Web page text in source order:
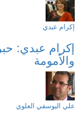
إكرام عبدي
إكرام عبدي:
والأمومة
علي اليوسفي العلوي